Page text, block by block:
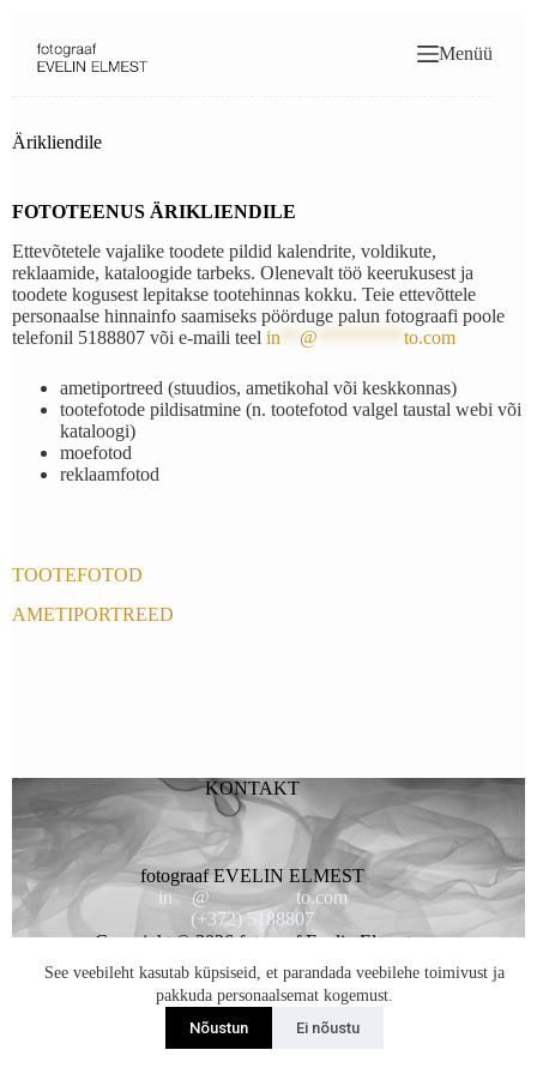
content
See veebileht kasutab küpsiseid, et parandada veebilehe toimivust ja
pakkuda personaalsemat kogemust.
Nõustun
Ei nõustu
Menüü
Ärikliendile
FOTOTEENUS ÄRIKLIENDILE
Ettevõtetele vajalike toodete pildid kalendrite, voldikute,
reklaamide, kataloogide tarbeks. Olenevalt töö keerukusest ja
toodete kogusest lepitakse tootehinnas kokku. Teie ettevõttele
personaalse hinnainfo saamiseks pöörduge palun fotograafi poole
telefonil 5188807 või e-maili teel in @ to.com
ametiportreed (stuudios, ametikohal või keskkonnas)
tootefotode pildisatmine (n. tootefotod valgel taustal webi või
kataloogi)
moefotod
reklaamfotod
TOOTEFOTOD
AMETIPORTREED
KONTAKT
fotograaf EVELIN ELMEST
in** @********* to.com
(+372) 5188807
Copyright © 2026 fotogaaf Evelin Elmest